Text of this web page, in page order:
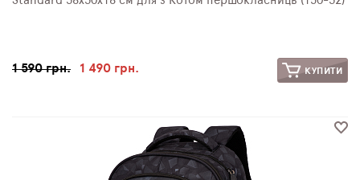
1 590 грн. 1 490 грн. КУПИТИ